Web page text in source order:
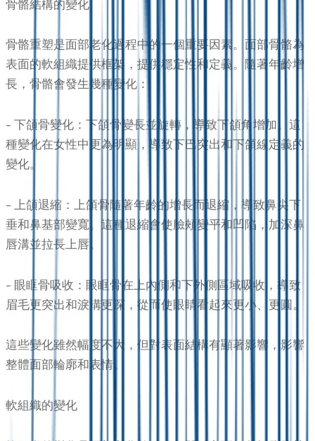
骨骼結構的變化
骨骼重塑是面部老化過程中的一個重要因素。面部骨骼為
表面的軟組織提供框架，提供穩定性和定義。隨著年齡增
長，骨骼會發生幾種變化：
– 下頜骨變化：下頜骨變長並旋轉，導致下頜角增加。這
種變化在女性中更為明顯，導致下巴突出和下頜線定義的
變化。
– 上頜退縮：上頜骨隨著年齡的增長而退縮，導致鼻尖下
垂和鼻基部變寬。這種退縮會使臉頰變平和凹陷，加深鼻
唇溝並拉長上唇。
– 眼眶骨吸收：眼眶骨在上內側和下外側區域吸收，導致
眉毛更突出和淚溝更深，從而使眼睛看起來更小、更圓。
這些變化雖然幅度不大，但對表面結構有顯著影響，影響
整體面部輪廓和表情。
軟組織的變化